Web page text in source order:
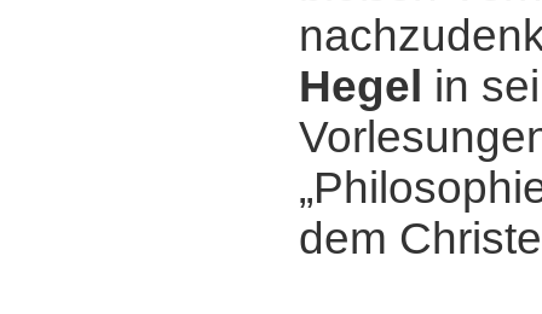
Hegel in
dem